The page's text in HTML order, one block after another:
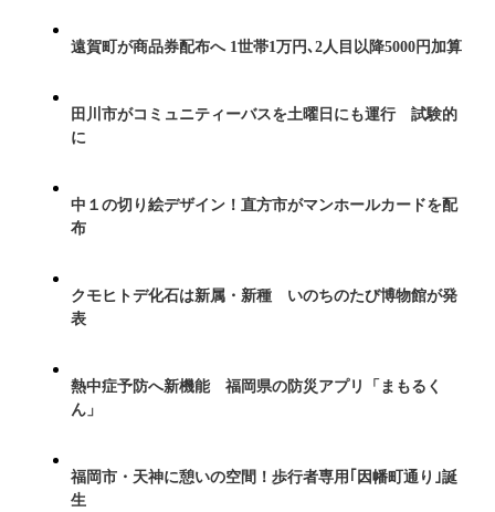
遠賀町が商品券配布へ 1世帯1万円､2人目以降5000円加算
田川市がコミュニティーバスを土曜日にも運行 試験的
に
中１の切り絵デザイン！直方市がマンホールカードを配
布
クモヒトデ化石は新属・新種 いのちのたび博物館が発
表
熱中症予防へ新機能 福岡県の防災アプリ「まもるく
ん」
福岡市・天神に憩いの空間！歩行者専用｢因幡町通り｣誕
生